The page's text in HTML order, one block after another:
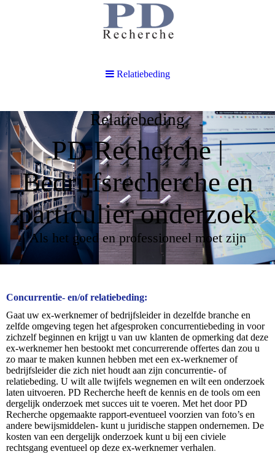
Relatiebeding
PD Recherche |
Bedrijfsrecherche en
particulier onderzoek
Als het goed en professioneel moet zijn
Concurrentie- en/of relatiebeding:
Gaat uw ex-werknemer of bedrijfsleider in dezelfde branche en
zelfde omgeving tegen het afgesproken concurrentiebeding in voor
zichzelf beginnen en krijgt u van uw klanten de opmerking dat deze
ex-werknemer hen bestookt met concurrerende offertes dan zou u
zo maar te maken kunnen hebben met een ex-werknemer of
bedrijfsleider die zich niet houdt aan zijn concurrentie- of
relatiebeding. U wilt alle twijfels wegnemen en wilt een onderzoek
laten uitvoeren. PD Recherche heeft de kennis en de tools om een
dergelijk onderzoek met succes uit te voeren. Met het door PD
Recherche opgemaakte rapport-eventueel voorzien van foto’s en
andere bewijsmiddelen- kunt u juridische stappen ondernemen. De
kosten van een dergelijk onderzoek kunt u bij een civiele
rechtsgang eventueel op deze ex-werknemer verhalen.
Relatiebeding